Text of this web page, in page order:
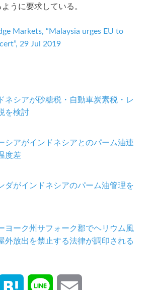
うに要求している。
Markets, “Malaysia urges EU to
29 Jul 2019
ネシアが砂糖税・自動車炭素税・レ
を検討
シアがインドネシアとのパーム油連
度差
ダがインドネシアのパーム油管理を
ヨーク州サフォーク郡でヘリウム風
外放出を禁止する法律が調印される